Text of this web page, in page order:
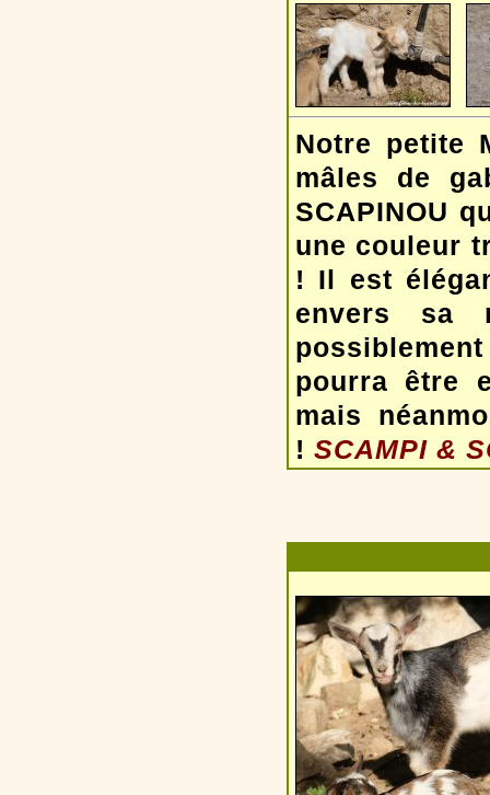
Notre petite
mâles de
SCAPINOU
une couleur
! Il est
envers sa
pourra être
mais
! SCAMPI &